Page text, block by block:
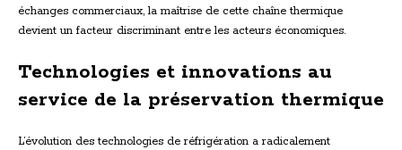
échanges commerciaux, la maîtrise de cette chaîne thermique
devient un facteur discriminant entre les acteurs économiques.
Technologies et innovations au
service de la préservation thermique
L’évolution des technologies de réfrigération a radicalement